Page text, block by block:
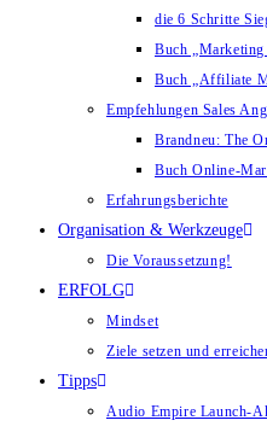
die 6 Schritte
Buch
Buch „Affiliate
Empfehlungen Sales
Brandneu: The
Buch Online-
Erfahrungsberichte
Organisation & Werkzeuge
Die Voraussetzung!
ERFOLG
Mindset
Ziele setzen und
Tipps
Audio Empire Launch-